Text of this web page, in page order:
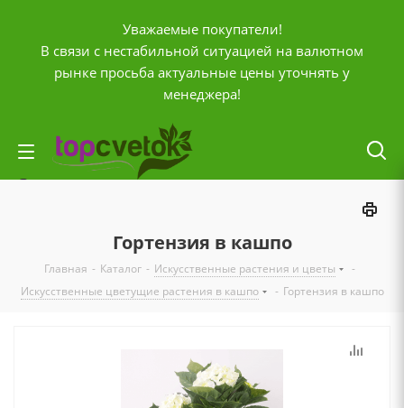
Уважаемые покупатели!
В связи с нестабильной ситуацией на валютном
рынке просьба актуальные цены уточнять у
менеджера!
Отложенные
Сравнение товаров
ПН-ПТ с10:00 до 20:00
Гортензия в кашпо
Главная - Каталог - Искусственные растения и цветы
-
Искусственные цветущие растения в кашпо
- Гортензия в кашпо